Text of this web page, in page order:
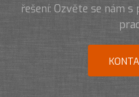
řešení: Ozvěte se nám